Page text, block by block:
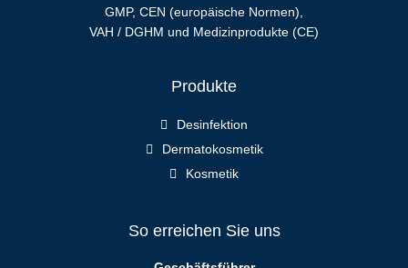
GMP, CEN (europäische Normen),
VAH / DGHM und Medizinprodukte (CE)
Produkte
Desinfektion
Dermatokosmetik
Kosmetik
So erreichen Sie uns